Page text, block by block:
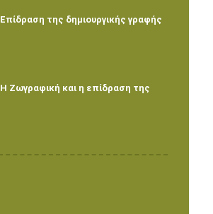
Επίδραση της δημιουργικής γραφής
Η Ζωγραφική και η επίδραση της